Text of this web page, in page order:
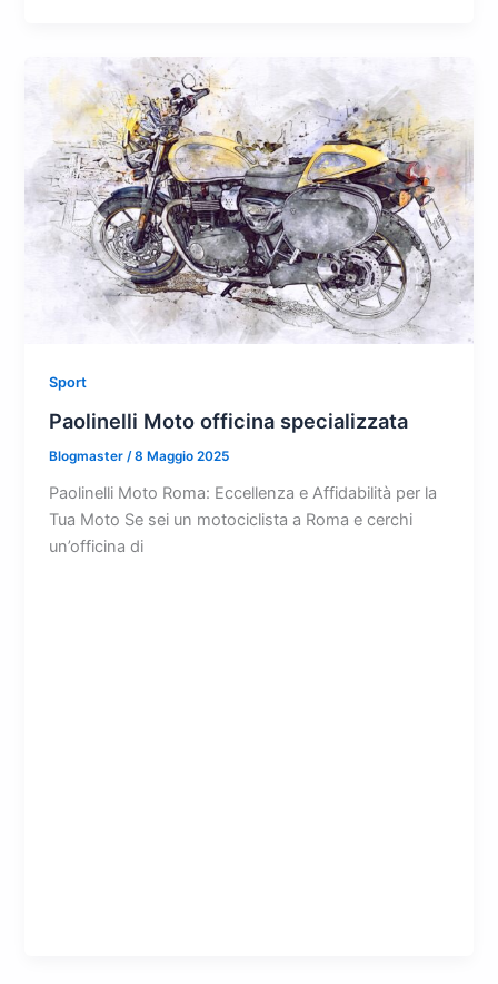
Sport
Paolinelli Moto officina specializzata
Blogmaster/8 Maggio 2025
Paolinelli Moto Roma: Eccellenza e Affidabilità per la
Tua Moto Se sei un motociclista a Roma e cerchi
un’officina di